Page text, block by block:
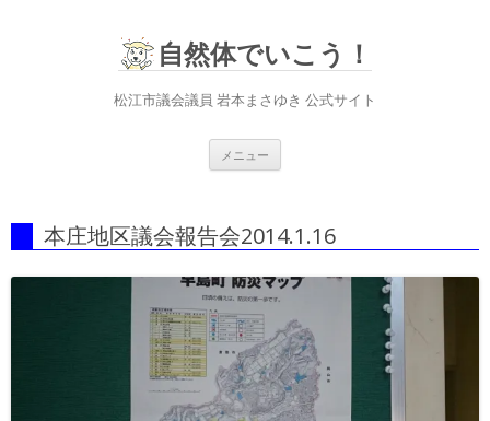
自然体でいこう！
松江市議会議員 岩本まさゆき 公式サイト
メニュー
ス
キ
プ
本庄地区議会報告会2014.1.16